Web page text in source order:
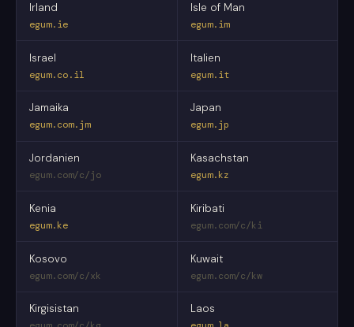
Irland
egum.ie
Isle of Man
egum.im
Israel
egum.co.il
Italien
egum.it
Jamaika
egum.com.jm
Japan
egum.jp
Jordanien
egum.com/c/jo
Kasachstan
egum.kz
Kenia
egum.ke
Kiribati
egum.com/c/ki
Kosovo
egum.com/c/xk
Kuwait
egum.com/c/kw
Kirgisistan Laos